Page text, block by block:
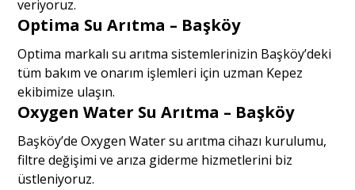
veriyoruz.
Optima Su Arıtma – Başköy
Optima markalı su arıtma sistemlerinizin Başköy’deki
tüm bakım ve onarım işlemleri için uzman Kepez
ekibimize ulaşın.
Oxygen Water Su Arıtma – Başköy
Başköy’de Oxygen Water su arıtma cihazı kurulumu,
filtre değişimi ve arıza giderme hizmetlerini biz
üstleniyoruz.